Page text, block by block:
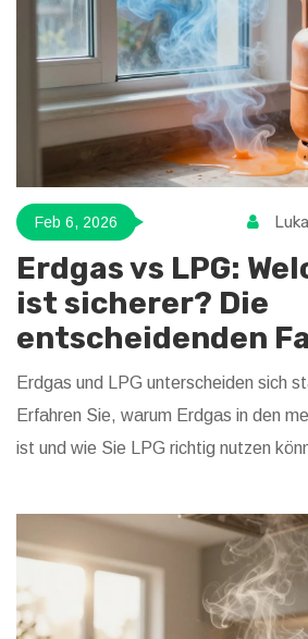
Feb 6, 2026
Erdgas vs LPG:
ist sicherer? Die
entscheidenden
Erdgas und LPG unterscheiden sich
Erfahren Sie, warum Erdgas in den
ist und wie Sie LPG richtig nutzen